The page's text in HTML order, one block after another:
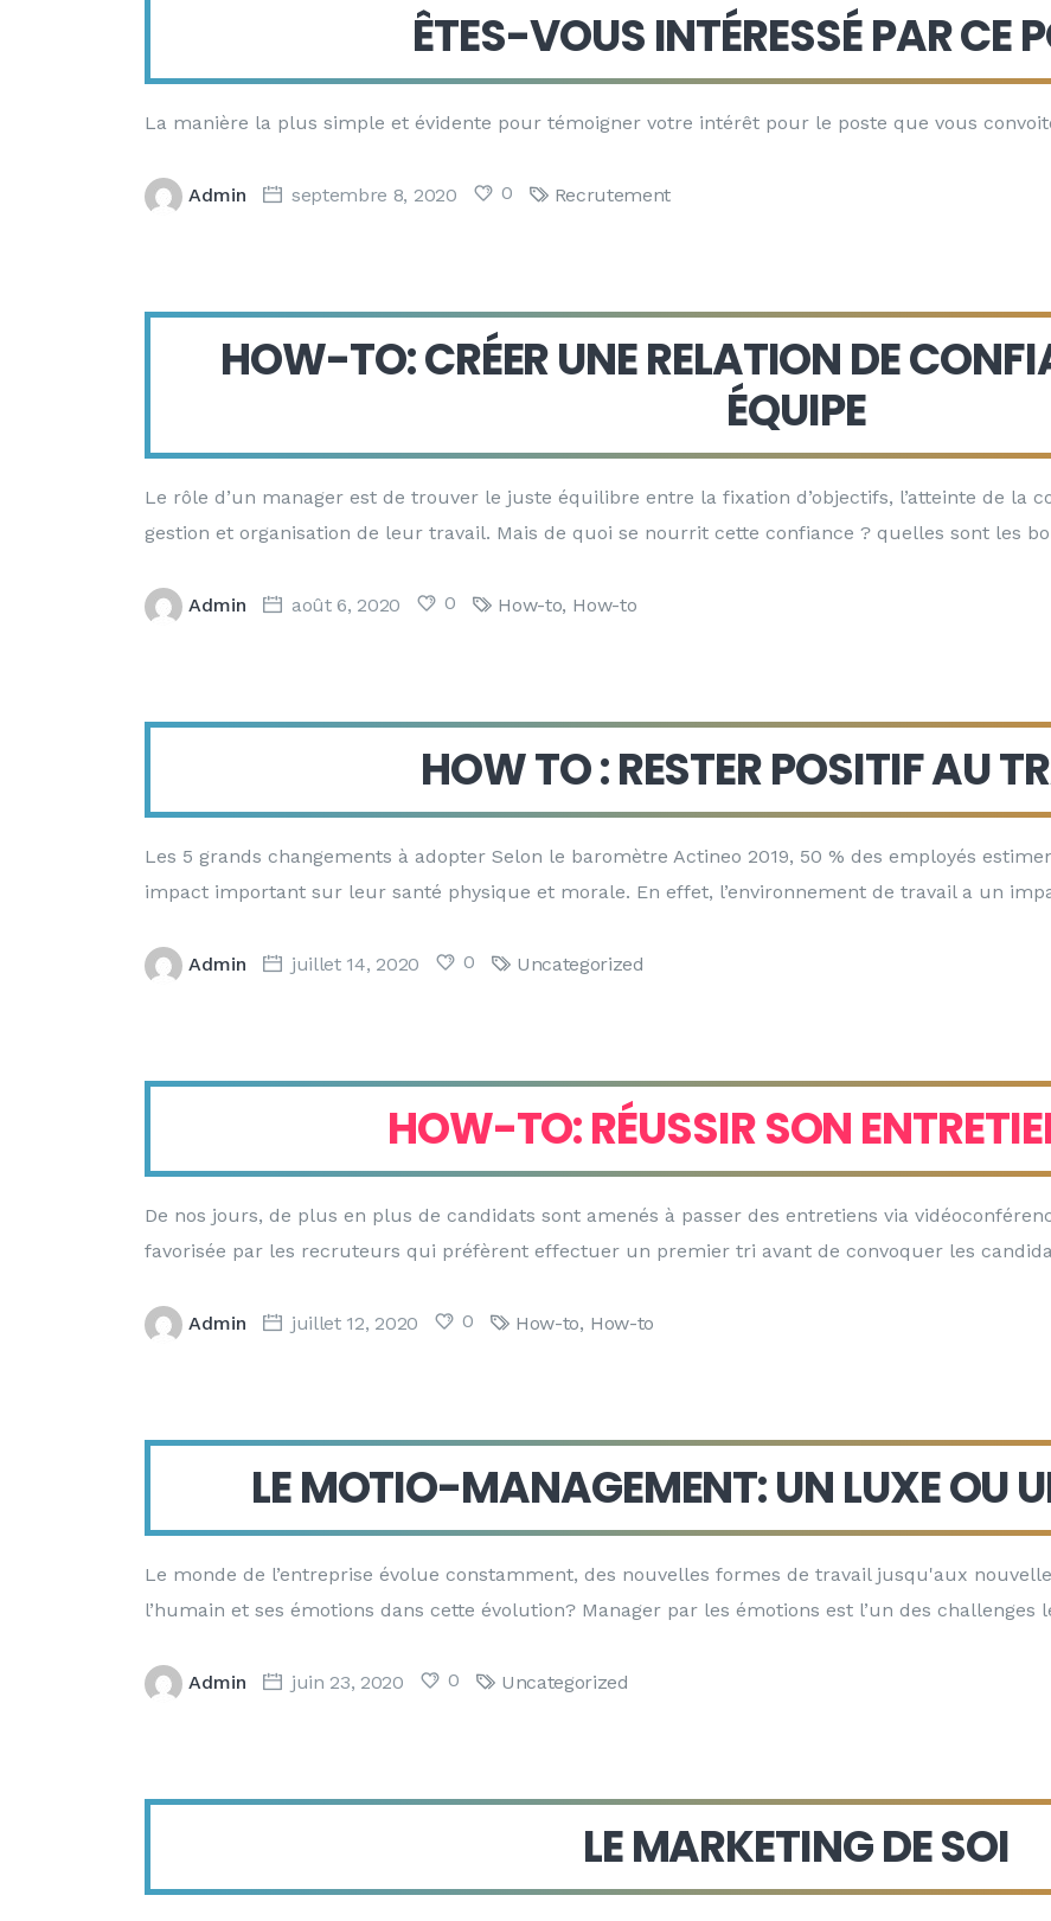
ÊTES-VOUS INTÉRESSÉ PAR CE
La manière la plus simple et évidente pour témoigner votre intérêt pour le poste que vous
Admin septembre 8, 2020 0 Recrutement
HOW-TO: CRÉER UNE RELATION DE
ÉQUIPE
Le rôle d’un manager est de trouver le juste équilibre entre la fixation d’objectifs, l’atteinte de la
gestion et organisation de leur travail. Mais de quoi se nourrit cette confiance ? quelles sont les
Admin août 6, 2020 0 How-to, How-to
HOW TO : RESTER POSITIF AU
Les 5 grands changements à adopter Selon le baromètre Actineo 2019, 50 % des employés
impact important sur leur santé physique et morale. En effet, l’environnement de travail a un
Admin juillet 14, 2020 0 Uncategorized
HOW-TO: RÉUSSIR SON
De nos jours, de plus en plus de candidats sont amenés à passer des entretiens via
favorisée par les recruteurs qui préfèrent effectuer un premier tri avant de convoquer les
Admin juillet 12, 2020 0 How-to, How-to
LE MOTIO-MANAGEMENT: UN LUXE OU
Le monde de l’entreprise évolue constamment, des nouvelles formes de travail jusqu'aux
l’humain et ses émotions dans cette évolution? Manager par les émotions est l’un des
Admin juin 23, 2020 0 Uncategorized
LE MARKETING DE SOI